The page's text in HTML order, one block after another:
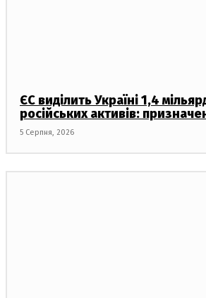
ЄС виділить Україні 1,4
російських активів:
5 Серпня, 2026